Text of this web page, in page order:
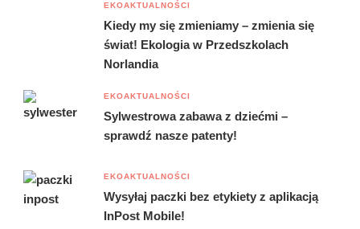
EKOAKTUALNOŚCI
Kiedy my się zmieniamy – zmienia się
świat! Ekologia w Przedszkolach
Norlandia
EKOAKTUALNOŚCI
Sylwestrowa zabawa z dziećmi –
sprawdź nasze patenty!
EKOAKTUALNOŚCI
Wysyłaj paczki bez etykiety z aplikacją
InPost Mobile!